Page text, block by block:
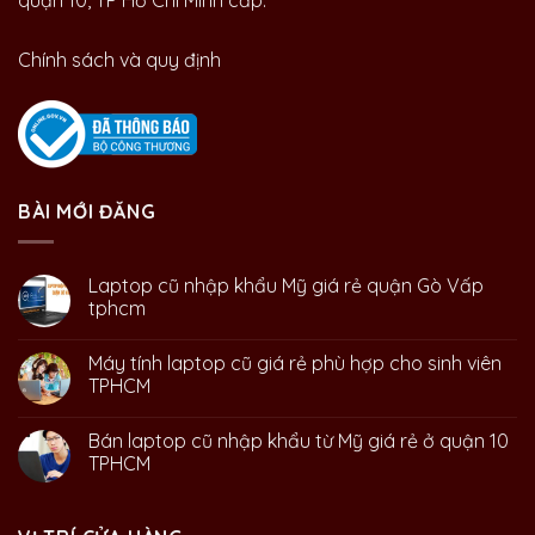
Chính sách và quy định
BÀI MỚI ĐĂNG
Laptop cũ nhập khẩu Mỹ giá rẻ quận Gò Vấp
tphcm
Máy tính laptop cũ giá rẻ phù hợp cho sinh viên
TPHCM
Bán laptop cũ nhập khẩu từ Mỹ giá rẻ ở quận 10
TPHCM